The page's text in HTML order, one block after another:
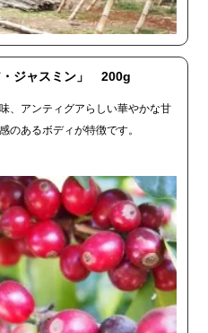
・ジャスミン」 200g
、アンティグアらしい華やかな甘
のあるボディが特徴です。